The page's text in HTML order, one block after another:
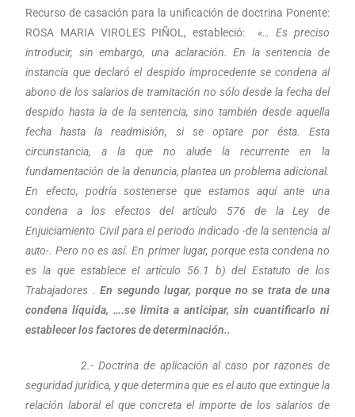
Recurso de casación para la unificación de doctrina Ponente:
ROSA MARIA VIROLES PIÑOL, estableció: «… Es preciso
introducir, sin embargo, una aclaración. En la sentencia de
instancia que declaró el despido improcedente se condena al
abono de los salarios de tramitación no sólo desde la fecha del
despido hasta la de la sentencia, sino también desde aquella
fecha hasta la readmisión, si se optare por ésta. Esta
circunstancia, a la que no alude la recurrente en la
fundamentación de la denuncia, plantea un problema adicional.
En efecto, podría sostenerse que estamos aquí ante una
condena a los efectos del artículo 576 de la Ley de
Enjuiciamiento Civil para el periodo indicado -de la sentencia al
auto-. Pero no es así. En primer lugar, porque esta condena no
es la que establece el artículo 56.1 b) del Estatuto de los
Trabajadores .En segundo lugar, porque no se trata de una
condena líquida, ….se limita a anticipar, sin cuantificarlo ni
establecer los factores de determinación..
2.- Doctrina de aplicación al caso por razones de
seguridad jurídica, y que determina que es el auto que extingue la
relación laboral el que concreta el importe de los salarios de